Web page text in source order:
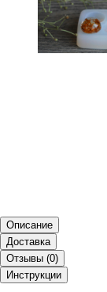
Описание
Доставка
Отзывы (0)
Инструкции